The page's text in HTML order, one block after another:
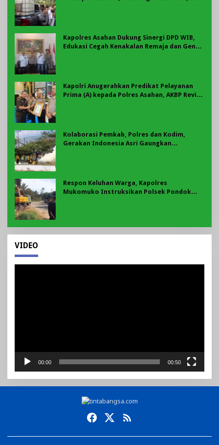
Kapolres Asahan Dukung Sinergi DPD WIB,
Edukasi Cegah Kenakalan Remaja dan Geng
Kapolri Anugerahkan Predikat Pelayanan
Prima (A) kepada Polres Asahan, AKBP Revi
Kolaborasi Pemkab, Polres dan Kodim,
Gerakan Indonesia Asri Gaungkan
Respon Keluhan Warga, Kapolres
Mukomuko Instruksikan Polsek Pondok
VIDEO
00:00 00:50